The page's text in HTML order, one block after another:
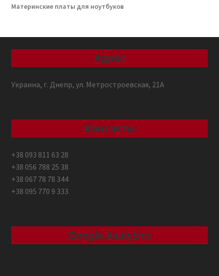
Материнские платы для ноутбуков
Адрес
Украина, г. Днепр, ул. Метростроевская, 21А
Контакты
+38 093 811 63 28
+38 056 788 25 38
+38 067 78 78 344
+38 095 770 9 333
Google Analytics